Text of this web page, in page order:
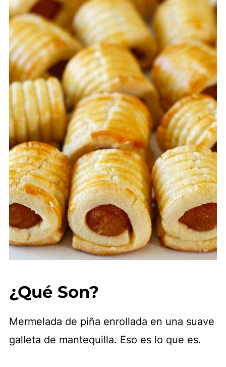
¿Qué Son?
Mermelada de piña enrollada en una suave
galleta de mantequilla. Eso es lo que es.